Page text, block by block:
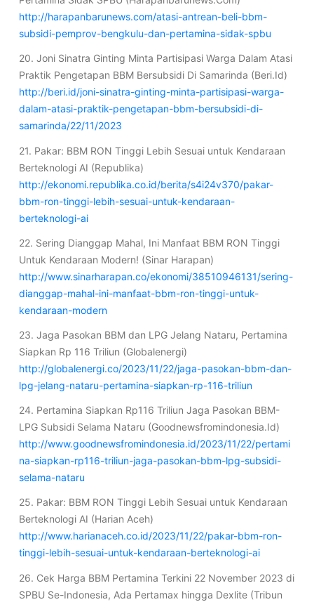
http://harapanbarunews.com/atasi-antrean-beli-bbm-
subsidi-pemprov-bengkulu-dan-pertamina-sidak-spbu
20. Joni Sinatra Ginting Minta Partisipasi Warga Dalam Atasi
Praktik Pengetapan BBM Bersubsidi Di Samarinda (Beri.Id)
http://beri.id/joni-sinatra-ginting-minta-partisipasi-warga-
dalam-atasi-praktik-pengetapan-bbm-bersubsidi-di-
samarinda/22/11/2023
21. Pakar: BBM RON Tinggi Lebih Sesuai untuk Kendaraan
Berteknologi AI (Republika)
http://ekonomi.republika.co.id/berita/s4i24v370/pakar-
bbm-ron-tinggi-lebih-sesuai-untuk-kendaraan-
berteknologi-ai
22. Sering Dianggap Mahal, Ini Manfaat BBM RON Tinggi
Untuk Kendaraan Modern! (Sinar Harapan)
http://www.sinarharapan.co/ekonomi/38510946131/sering-
dianggap-mahal-ini-manfaat-bbm-ron-tinggi-untuk-
kendaraan-modern
23. Jaga Pasokan BBM dan LPG Jelang Nataru, Pertamina
Siapkan Rp 116 Triliun (Globalenergi)
http://globalenergi.co/2023/11/22/jaga-pasokan-bbm-dan-
lpg-jelang-nataru-pertamina-siapkan-rp-116-triliun
24. Pertamina Siapkan Rp116 Triliun Jaga Pasokan BBM-
LPG Subsidi Selama Nataru (Goodnewsfromindonesia.Id)
http://www.goodnewsfromindonesia.id/2023/11/22/pertami
na-siapkan-rp116-triliun-jaga-pasokan-bbm-lpg-subsidi-
selama-nataru
25. Pakar: BBM RON Tinggi Lebih Sesuai untuk Kendaraan
Berteknologi AI (Harian Aceh)
http://www.harianaceh.co.id/2023/11/22/pakar-bbm-ron-
tinggi-lebih-sesuai-untuk-kendaraan-berteknologi-ai
26. Cek Harga BBM Pertamina Terkini 22 November 2023 di
SPBU Se-Indonesia, Ada Pertamax hingga Dexlite (Tribun